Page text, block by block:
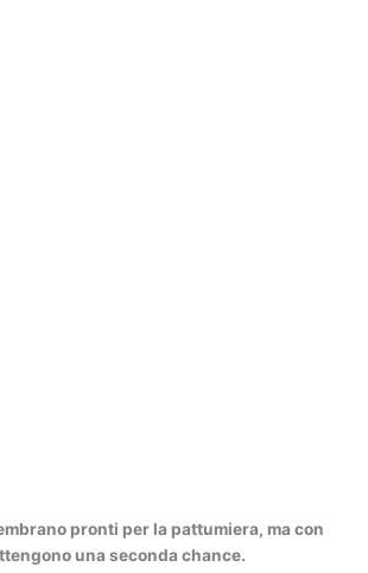
pronti per la pattumiera, ma con
una seconda chance.